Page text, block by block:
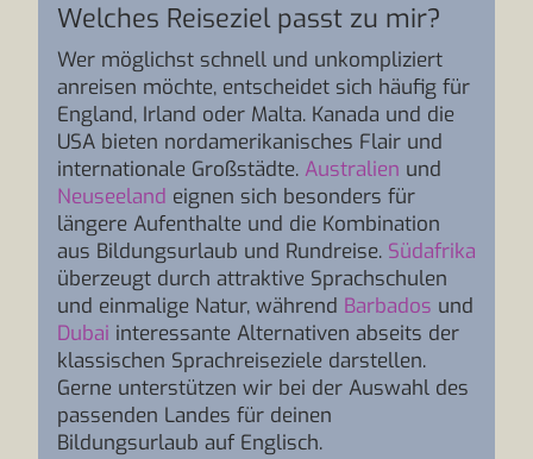
Welches Reiseziel passt zu mir?
Wer möglichst schnell und unkompliziert
anreisen möchte, entscheidet sich häufig für
England, Irland oder Malta. Kanada und die
USA bieten nordamerikanisches Flair und
internationale Großstädte. Australien und
Neuseeland eignen sich besonders für
längere Aufenthalte und die Kombination
aus Bildungsurlaub und Rundreise. Südafrika
überzeugt durch attraktive Sprachschulen
und einmalige Natur, während Barbados und
Dubai interessante Alternativen abseits der
klassischen Sprachreiseziele darstellen.
Gerne unterstützen wir bei der Auswahl des
passenden Landes für deinen
Bildungsurlaub auf Englisch.